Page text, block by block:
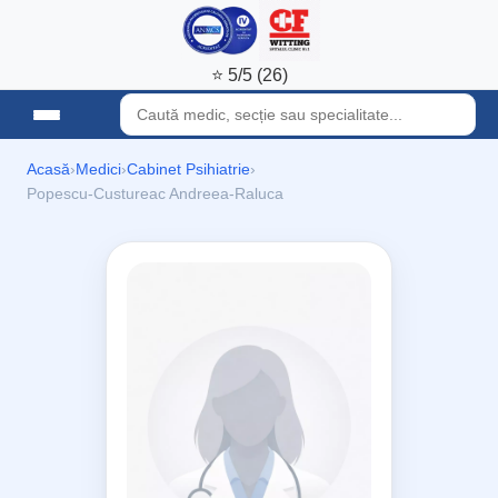
⭐ 5/5 (26)
Acasă›Medici›Cabinet Psihiatrie›
Popescu-Custureac Andreea-Raluca